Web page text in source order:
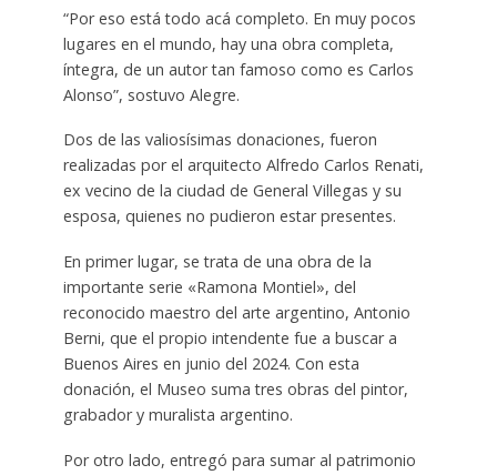
“Por eso está todo acá completo. En muy pocos
lugares en el mundo, hay una obra completa,
íntegra, de un autor tan famoso como es Carlos
Alonso”, sostuvo Alegre.
Dos de las valiosísimas donaciones, fueron
realizadas por el arquitecto Alfredo Carlos Renati,
ex vecino de la ciudad de General Villegas y su
esposa, quienes no pudieron estar presentes.
En primer lugar, se trata de una obra de la
importante serie «Ramona Montiel», del
reconocido maestro del arte argentino, Antonio
Berni, que el propio intendente fue a buscar a
Buenos Aires en junio del 2024. Con esta
donación, el Museo suma tres obras del pintor,
grabador y muralista argentino.
Por otro lado, entregó para sumar al patrimonio